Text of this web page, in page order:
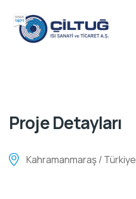
Proje Detayları
Kahramanmaraş / Türkiye